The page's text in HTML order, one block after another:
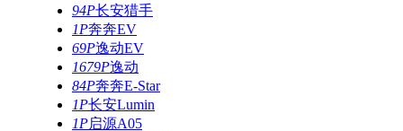
94P长安猎手
1P奔奔EV
69P逸动EV
1679P逸动
84P奔奔E-Star
1P长安Lumin
1P启源A05